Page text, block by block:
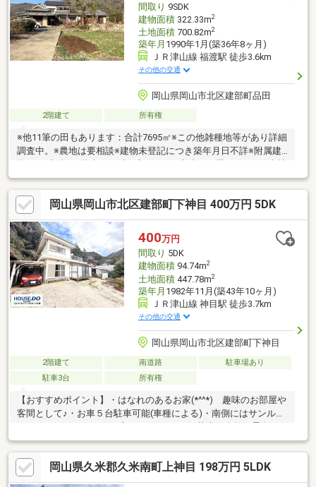
間取り 9SDK
建物面積322.33m2
土地面積700.82m2
築年月 1990年1月(築36年8ヶ月)
ＪＲ津山線 福渡駅 徒歩3.6km
その他の交通
岡山県岡山市北区建部町品田
2階建て 所有権
※他11筆の田もあります：合計7695㎡※この他雑種地等があり詳細
調査中。※農地は要相談※建物未登記につき築年月日不詳※附属建
は不動産の購入からリノベーションまでワンストップでサポート
いたします。高い技術力とデザイン力で失敗しないリフォームを
実現。中古物件をリノベ・リフォームで蘇らせます。購入・買い
替え・購入+リノベーションなど、お気軽にご相談ください！お
問い合わせは【086-250-9005】または資料請求・来場予約ボタン
から。
岡山県岡山市北区建部町下神目 400万円 5DK
400万円
間取り 5DK
建物面積94.74m2
土地面積447.78m2
築年月 1982年11月(築43年10ヶ月)
ＪＲ津山線 神目駅 徒歩3.7km
その他の交通
岡山県岡山市北区建部町下神目
2階建て 南道路
駐車場あり
駐車3台
所有権
【おすすめポイント】・はなれのあるお家(*^^*) 趣味のお部屋や
客間として♪・お車５台駐車可能(車種による)・南側にはサンルー
味わえます・窓が多いので明るくて通風良好です。・住宅が密集
していない落ち着いた環境です(*^^*)【周辺環境について】・ファ
ミリーマート建部川口店：徒歩20分 ・岡山市福渡保育園：徒歩20
分・岡山市立福渡小学校：徒歩23分【お問い合わせについて】現
岡山県久米郡久米南町上神目 198万円 5LDK